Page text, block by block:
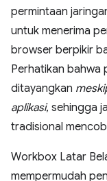
permintaan
untuk menerima
browser berpikir
Perhatikan bahwa
ditayangkan
aplikasi, sehingga
tradisional
Workbox Latar
mempermudah